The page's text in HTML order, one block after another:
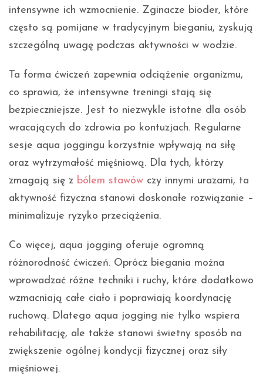
intensywne ich wzmocnienie. Zginacze bioder, które
często są pomijane w tradycyjnym bieganiu, zyskują
szczególną uwagę podczas aktywności w wodzie.
Ta forma ćwiczeń zapewnia odciążenie organizmu,
co sprawia, że intensywne treningi stają się
bezpieczniejsze. Jest to niezwykle istotne dla osób
wracających do zdrowia po kontuzjach. Regularne
sesje aqua joggingu korzystnie wpływają na siłę
oraz wytrzymałość mięśniową. Dla tych, którzy
zmagają się z bólem stawów czy innymi urazami, ta
aktywność fizyczna stanowi doskonałe rozwiązanie –
minimalizuje ryzyko przeciążenia.
Co więcej, aqua jogging oferuje ogromną
różnorodność ćwiczeń. Oprócz biegania można
wprowadzać różne techniki i ruchy, które dodatkowo
wzmacniają całe ciało i poprawiają koordynację
ruchową. Dlatego aqua jogging nie tylko wspiera
rehabilitację, ale także stanowi świetny sposób na
zwiększenie ogólnej kondycji fizycznej oraz siły
mięśniowej.